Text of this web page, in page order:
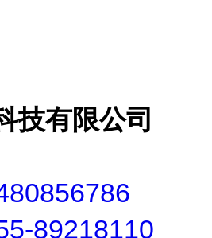
技有限公司
89218110